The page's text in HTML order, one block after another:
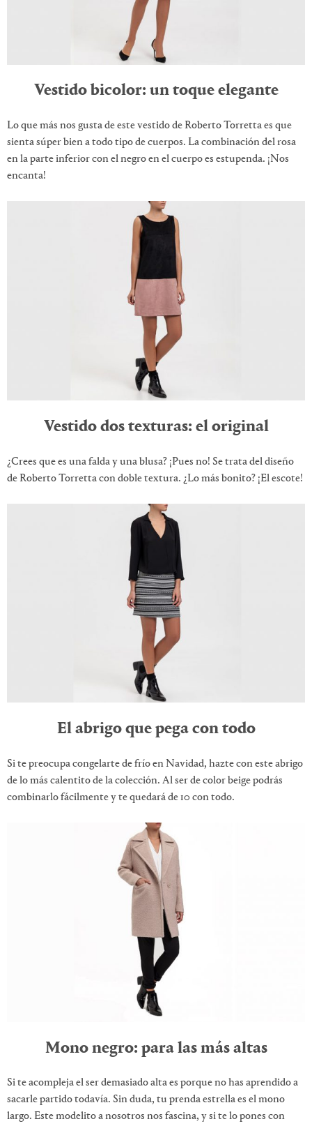
Vestido bicolor: un toque elegante
Lo que más nos gusta de este vestido de Roberto Torretta es que
sienta súper bien a todo tipo de cuerpos. La combinación del rosa
en la parte inferior con el negro en el cuerpo es estupenda. ¡Nos
encanta!
Vestido dos texturas: el original
¿Crees que es una falda y una blusa? ¡Pues no! Se trata del diseño
de Roberto Torretta con doble textura. ¿Lo más bonito? ¡El escote!
El abrigo que pega con todo
Si te preocupa congelarte de frío en Navidad, hazte con este abrigo
de lo más calentito de la colección. Al ser de color beige podrás
combinarlo fácilmente y te quedará de 10 con todo.
Mono negro: para las más altas
Si te acompleja el ser demasiado alta es porque no has aprendido a
sacarle partido todavía. Sin duda, tu prenda estrella es el mono
largo. Este modelito a nosotros nos fascina, y si te lo pones con